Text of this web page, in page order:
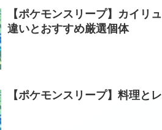
【ポケモンスリープ】カイリ
違いとおすすめ厳選個体
【ポケモンスリープ】料理と